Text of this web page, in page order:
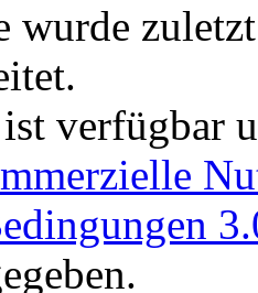
wurde
verfügbar